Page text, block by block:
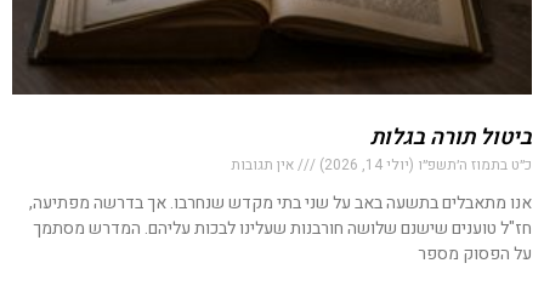
ביטול תורה בגלות
כ״ט בתמוז ה׳תשפ״ו (יולי 14, 2026) אין תגובות
אנו מתאבלים בתשעה באב על שני בתי מקדש שנחרבו. אך בדרשה מפתיעה,
חז"ל טוענים שישנם שלושה חורבנות שעלינו לבכות עליהם. המדרש מסתמך
על הפסוק מספר